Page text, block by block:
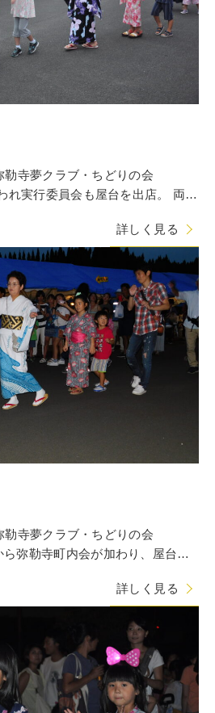
寺夢クラブ・ちどりの会
れ実行委員会も屋台を出店。 両日
詳しく見る
寺夢クラブ・ちどりの会
弥勒寺町内会が加わり、屋台に
詳しく見る